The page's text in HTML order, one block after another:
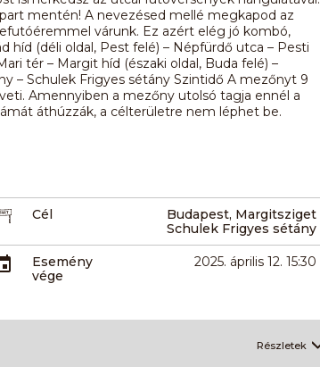
mentén! A nevezésed mellé megkapod az
várunk. Ez azért elég jó kombó,
híd (déli oldal, Pest felé) – Népfürdő utca – Pesti
tér – Margit híd (északi oldal, Buda felé) –
– Schulek Frigyes sétány Szintidő A mezőnyt 9
Amennyiben a mezőny utolsó tagja ennél a
áthúzzák, a célterületre nem léphet be.
Cél
Budapest, Margitsziget
Schulek Frigyes sétány
Esemény
vége
2025. április 12. 15:30
Részletek